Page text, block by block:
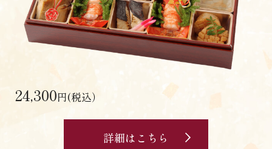
24,300円(税込）
詳細はこちら